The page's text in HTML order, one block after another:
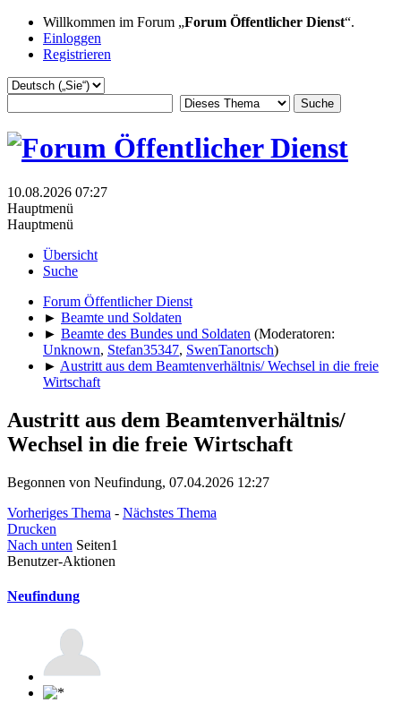
Willkommen im Forum „Forum Öffentlicher Dienst“.
Einloggen
Registrieren
10.08.2026 07:27
Hauptmenü
Hauptmenü
Übersicht
Suche
Forum Öffentlicher Dienst
► Beamte und Soldaten
► Beamte des Bundes und Soldaten (Moderatoren:
Unknown, Stefan35347, SwenTanortsch)
► Austritt aus dem Beamtenverhältnis/ Wechsel in die freie
Wirtschaft
Austritt aus dem Beamtenverhältnis/
Wechsel in die freie Wirtschaft
Begonnen von Neufindung, 07.04.2026 12:27
Vorheriges Thema - Nächstes Thema
Drucken
Nach unten Seiten1
Benutzer-Aktionen
Neufindung